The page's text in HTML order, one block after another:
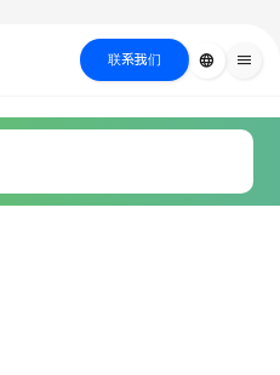
联系我们 language menu
医疗